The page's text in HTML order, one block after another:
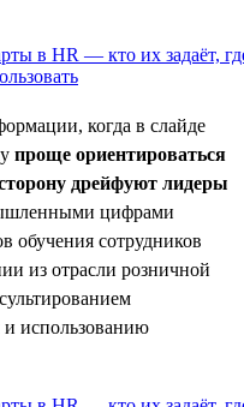
когда в слайде
проще ориентироваться
дрейфуют лидеры
цифрами
обучения сотрудников
из отрасли розничной
и использованию